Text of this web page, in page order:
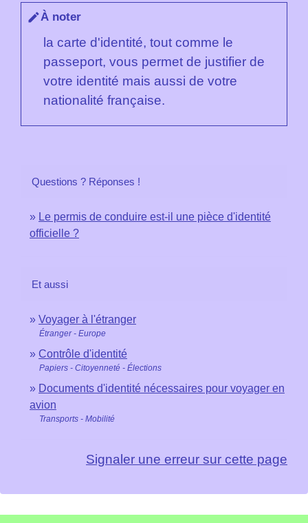
editÀ noter
la carte d'identité, tout comme le
passeport, vous permet de justifier de
votre identité mais aussi de votre
nationalité française.
Questions ? Réponses !
Le permis de conduire est-il une pièce d'identité
officielle ?
Et aussi
Voyager à l'étranger
Étranger - Europe
Contrôle d'identité
Papiers - Citoyenneté - Élections
Documents d'identité nécessaires pour voyager en
avion
Transports - Mobilité
Signaler une erreur sur cette page